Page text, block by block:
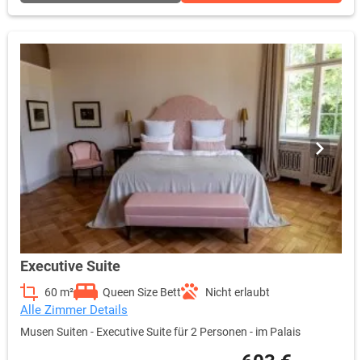
Executive Suite
60 m² Queen Size Bett Nicht erlaubt
Alle Zimmer Details
Musen Suiten - Executive Suite für 2 Personen - im Palais